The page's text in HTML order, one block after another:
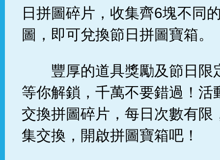
日拼圖碎片，收集齊6塊不同
圖，即可兌換節日拼圖寶箱。
豐厚的道具獎勵及節日限
等你解鎖，千萬不要錯過！活
交換拼圖碎片，每日次數有限
集交換，開啟拼圖寶箱吧！